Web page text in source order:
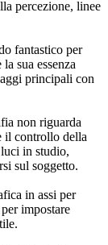
percezione, linee
fantastico per
sua essenza
principali con
non riguarda
il controllo della
in studio,
sul soggetto.
in assi per
impostare